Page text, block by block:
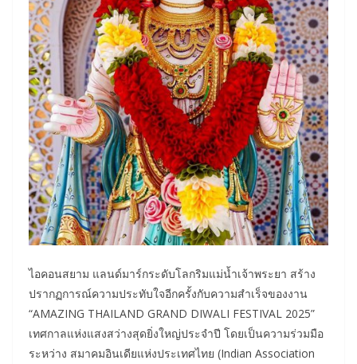
ไอคอนสยาม แลนด์มาร์กระดับโลกริมแม่น้ำเจ้าพระยา สร้าง
ปรากฏการณ์ความประทับใจอีกครั้งกับความสำเร็จของงาน
“AMAZING THAILAND GRAND DIWALI FESTIVAL 2025”
เทศกาลแห่งแสงสว่างสุดยิ่งใหญ่ประจำปี โดยเป็นความร่วมมือ
ระหว่าง สมาคมอินเดียแห่งประเทศไทย (Indian Association